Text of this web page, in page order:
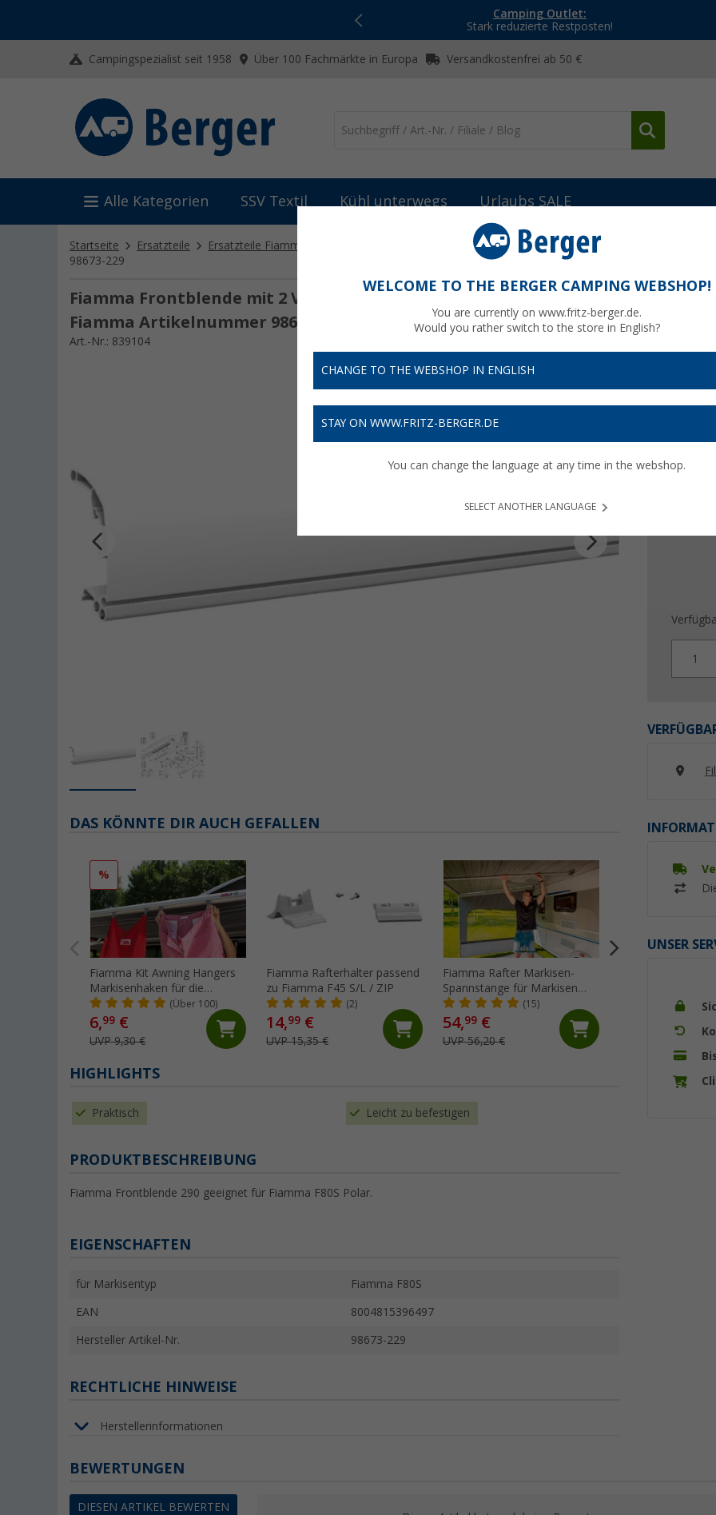
Camping Outlet:
Stark reduzierte Restposten!
Campingspezialist seit 1958 Über 100 Fachmärkte in Europa Versandkostenfrei ab 50 €
Alle Kategorien SSV Textil Kühl unterwegs Urlaubs SALE
Startseite Ersatzteile Ersatzteile Fiamma Ersatzteile Fiamma Markisen
Fiamma Frontblende mit 2 Verschlüssen
98673-229
Fiamma Frontblende mit 2 Verschlüssen 290 für Fiamma F80S Polar White
Fiamma Artikelnummer 98673-229
Art.-Nr.: 839104
€
1
UNSER
DAS KÖNNTE DIR AUCH GEFALLEN
%
Fiamma Kit Awning Hangers
Markisenhaken für die
Kederschiene
(Über 100)
6,99 €
UVP 9,30 €
Fiamma Rafterhalter passend
zu Fiamma F45 S/L / ZIP
(2)
14,99 €
UVP 15,35 €
Fiamma Rafter Markisen-
Spannstange für Markisen
F45/F80/F65
(15)
54,99 €
UVP 56,20 €
(18)
HIGHLIGHTS
Praktisch Leicht zu befestigen
PRODUKTBESCHREIBUNG
Fiamma Frontblende 290 geeignet für Fiamma F80S Polar.
EIGENSCHAFTEN
für Markisentyp Fiamma F80S
EAN 8004815396497
Hersteller Artikel-Nr. 98673-229
RECHTLICHE HINWEISE
Herstellerinformationen
BEWERTUNGEN
DIESEN ARTIKEL BEWERTEN
WELCOME TO THE BERGER CAMPING WEBSHOP!
You are currently on www.fritz-berger.de.
Would you rather switch to the store in English?
CHANGE TO THE WEBSHOP IN ENGLISH
STAY ON WWW.FRITZ-BERGER.DE
You can change the language at any time in the webshop.
SELECT ANOTHER LANGUAGE